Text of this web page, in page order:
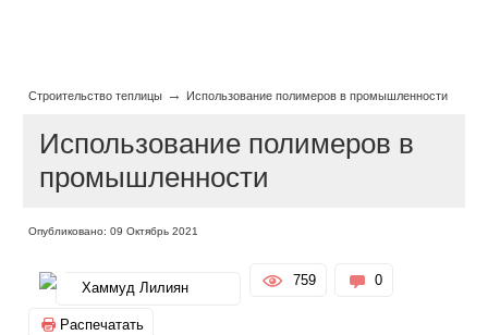
Строительство теплицы → Использование полимеров в промышленности
Использование полимеров в
промышленности
Опубликовано: 09 Октябрь 2021
Хаммуд Лилиян 759 0
Распечатать